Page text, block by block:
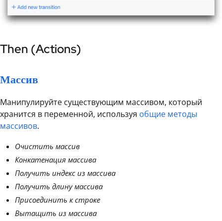
Then (Actions)
Массив
Манипулируйте существующим массивом, который
хранится в переменной, используя общие методы
массивов.
Очистить массив
Конкатенация массива
Получить индекс из массива
Получить длину массива
Присоединить к строке
Вытащить из массива